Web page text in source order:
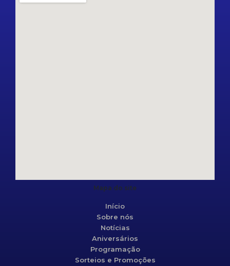
Mapa do site
Início
Sobre nós
Notícias
Aniversários
Programação
Sorteios e Promoções